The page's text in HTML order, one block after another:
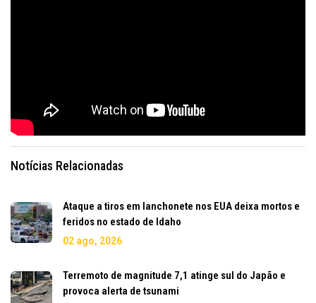
Notícias Relacionadas
Ataque a tiros em lanchonete nos EUA deixa mortos e
feridos no estado de Idaho
02 ago, 2026
Terremoto de magnitude 7,1 atinge sul do Japão e
provoca alerta de tsunami